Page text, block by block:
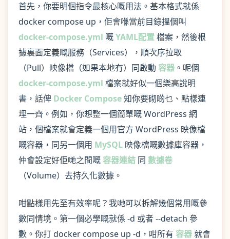
首先，你要明個指令最核心嘅用法。基本格式就係
docker compose up，佢會喺當前目錄搵個叫
docker-compose.yml 嘅YAML配置檔案，然後根
據裏面定義嘅服務（Services），順次序拉取
（Pull）映像檔（如果本地冇）同啟動 容器 。呢個
docker-compose.yml 檔案就好似一個樂高說明
書，話俾 Docker Compose知你要砌啲乜、點樣連
埋一齊。例如，你想整一個簡單嘅 WordPress 網
站，個檔案就會定義一個用官方 WordPress 映像檔
嘅容器，同另一個用 MySQL 映像檔嘅數據庫容器，
仲會設定好佢哋之間嘅容器連結 同 數據卷
（Volume）去持久化數據。
咁點樣用先至有效率呢？我哋可以拆解幾個常用嘅參
數同情境。第一個必學嘅就係 -d 或者 --detach 參
數。你打 docker compose up -d，咁所有 容器就會